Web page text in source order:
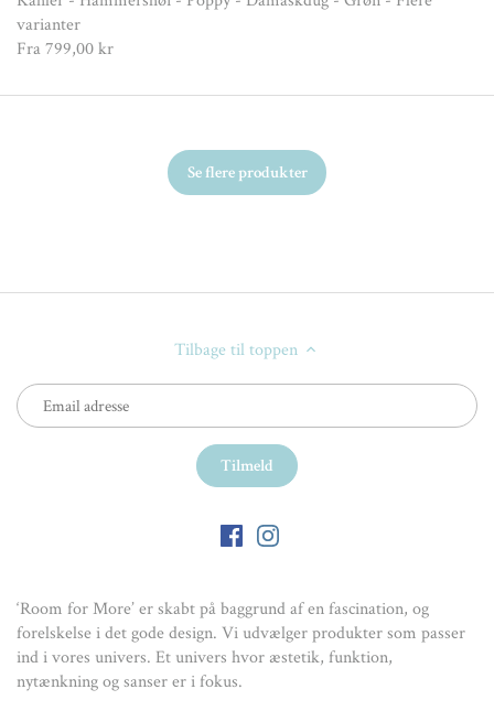
varianter
Fra799,00 kr
Se flere produkter
Tilbage til toppen
‘Room for More’ er skabt på baggrund af en fascination, og
forelskelse i det gode design. Vi udvælger produkter som passer
ind i vores univers. Et univers hvor æstetik, funktion,
nytænkning og sanser er i fokus.